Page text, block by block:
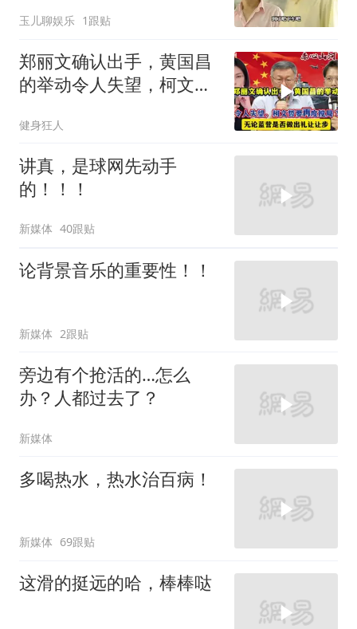
玉儿聊娱乐 1跟贴
郑丽文确认出手，黄国昌
的举动令人失望，柯文哲
健身狂人
讲真，是球网先动手
的！！！
新媒体 40跟贴
论背景音乐的重要性！！
新媒体 2跟贴
旁边有个抢活的…怎么
办？人都过去了？
新媒体
多喝热水，热水治百病！
新媒体 69跟贴
这滑的挺远的哈，棒棒哒